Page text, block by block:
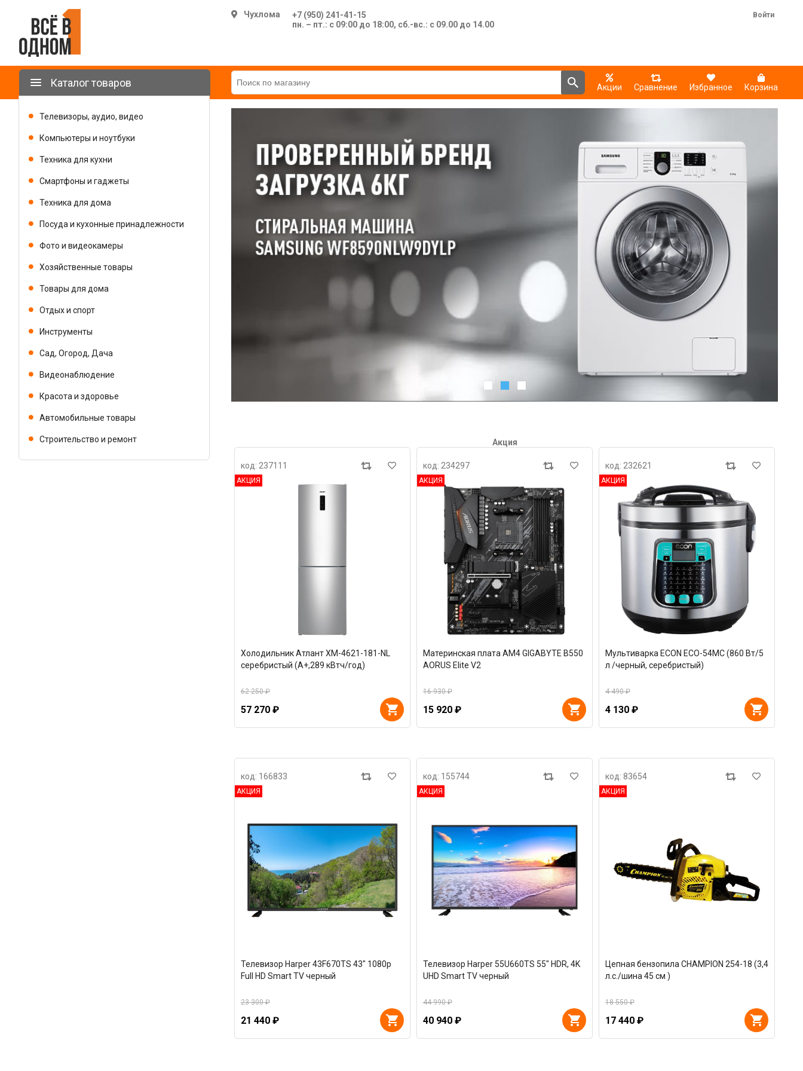
Чухлома
+7 (950) 241-41-15
пн. – пт.: с 09:00 до 18:00, сб.-вс.: с 09.00 до 14.00
Войти
Каталог товаров
Телевизоры, аудио, видео
Компьютеры и ноутбуки
Техника для кухни
Смартфоны и гаджеты
Техника для дома
Посуда и кухонные принадлежности
Фото и видеокамеры
Хозяйственные товары
Товары для дома
Отдых и спорт
Инструменты
Сад, Огород, Дача
Видеонаблюдение
Красота и здоровье
Автомобильные товары
Строительство и ремонт
Акции Сравнение Избранное Корзина
Акция
код: 237111
АКЦИЯ
Холодильник Атлант ХМ-4621-181-NL
серебристый (A+,289 кВтч/год)
62 250 ₽
57 270 ₽
код: 234297
АКЦИЯ
Материнская плата AM4 GIGABYTE B550
AORUS Elite V2
16 930 ₽
15 920 ₽
код: 232621
АКЦИЯ
Мультиварка ECON ECO-54MC (860 Вт/5
л /черный, серебристый)
4 490 ₽
4 130 ₽
код: 166833
АКЦИЯ
Телевизор Harper 43F670TS 43" 1080p
Full HD Smart TV черный
23 300 ₽
21 440 ₽
код: 155744
АКЦИЯ
Телевизор Harper 55U660TS 55" HDR, 4K
UHD Smart TV черный
44 990 ₽
40 940 ₽
код: 83654
АКЦИЯ
Цепная бензопила CHAMPION 254-18 (3,4
л.с./шина 45 см )
18 550 ₽
17 440 ₽